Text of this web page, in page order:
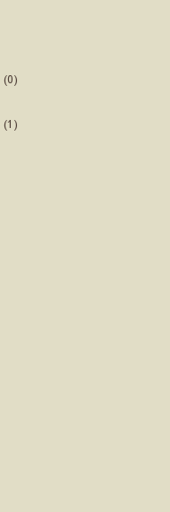
(0)
(1)